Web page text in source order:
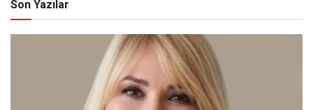
Son Yazılar